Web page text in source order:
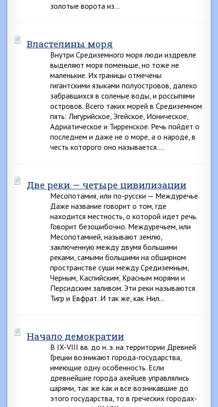
золотые ворота из…
Властелины моря
Внутри Средиземного моря люди издревле
выделяют моря поменьше, но тоже не
маленькие. Их границы отмечены
гигантскими языками полуостровов, далеко
забравшихся в соленые воды, и россыпями
островов. Всего таких морей в Средиземном
пять: Лигурийское, Эгейское, Ионическое,
Адриатическое и Тирренское. Речь пойдет о
последнем и даже не о море, а о народе, в
честь которого оно называется….
Две реки — четыре цивилизации
Месопотамия, или по-русски — Междуречье.
Даже название говорит о том, где
находится местность, о которой идет речь.
Говорит безошибочно. Междуречьем, или
Месопотамией, называют землю,
заключенную между двумя большими
реками, самыми большими на обширном
пространстве суши между Средиземным,
Черным, Каспийским, Красным морями и
Персидским заливом. Эти реки называются
Тигр и Евфрат. И так же, как Нил…
Начало демократии
В IX-VIII вв. до н. э. на территории Древней
Греции возникают города-государства,
имеющие одну особенность. Если
древнейшие города ахейцев управлялись
царями, так же как и все возникавшие до
этого государства, то в греческих городах-